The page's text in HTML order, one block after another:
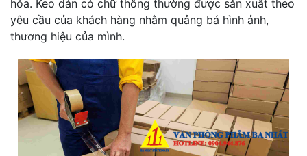
hóa. Keo dán có chữ thông thường được sản xuất theo
yêu cầu của khách hàng nhằm quảng bá hình ảnh,
thương hiệu của mình.